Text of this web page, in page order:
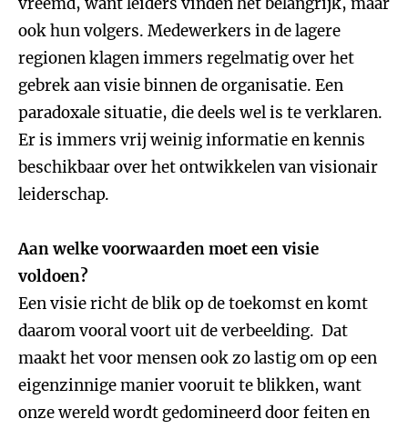
ook hun volgers. Medewerkers in de lagere
regionen klagen immers regelmatig over het
gebrek aan visie binnen de organisatie. Een
paradoxale situatie, die deels wel is te verklaren.
Er is immers vrij weinig informatie en kennis
beschikbaar over het ontwikkelen van visionair
leiderschap.
Aan welke voorwaarden moet een visie
voldoen?
Een visie richt de blik op de toekomst en komt
daarom vooral voort uit de verbeelding. Dat
maakt het voor mensen ook zo lastig om op een
eigenzinnige manier vooruit te blikken, want
onze wereld wordt gedomineerd door feiten en